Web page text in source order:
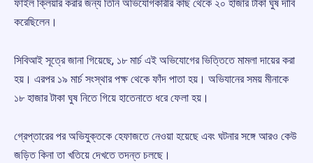
ফাইল ক্লিয়ার করার জন্য তিনি অভিযোগকারীর কাছ থেকে ২০ হাজার টাকা ঘুষ দাবি
করেছিলেন।
সিবিআই সূত্রে জানা গিয়েছে, ১৮ মার্চ এই অভিযোগের ভিত্তিতে মামলা দায়ের করা
হয়। এরপর ১৯ মার্চ সংস্থার পক্ষ থেকে ফাঁদ পাতা হয়। অভিযানের সময় মীনাকে
১৮ হাজার টাকা ঘুষ নিতে গিয়ে হাতেনাতে ধরে ফেলা হয়।
গ্রেপ্তারের পর অভিযুক্তকে হেফাজতে নেওয়া হয়েছে এবং ঘটনার সঙ্গে আরও কেউ
জড়িত কিনা তা খতিয়ে দেখতে তদন্ত চলছে।